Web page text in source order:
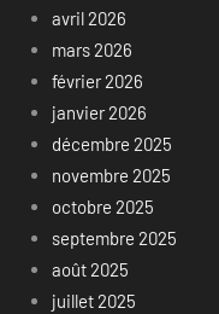
avril 2026
mars 2026
février 2026
janvier 2026
décembre 2025
novembre 2025
octobre 2025
septembre 2025
août 2025
juillet 2025